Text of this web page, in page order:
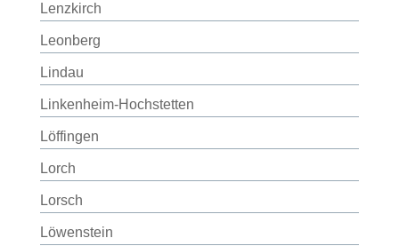
Lenzkirch
Leonberg
Lindau
Linkenheim-Hochstetten
Löffingen
Lorch
Lorsch
Löwenstein